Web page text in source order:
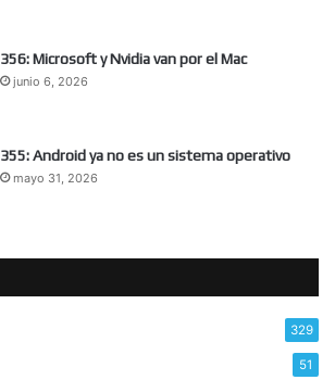
356: Microsoft y Nvidia van por el Mac
junio 6, 2026
355: Android ya no es un sistema operativo
mayo 31, 2026
329
51